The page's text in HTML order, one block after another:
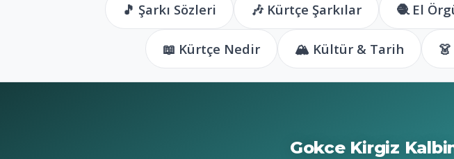
🎵 Şarkı Sözleri 🎶 Kürtçe Şarkılar 🧶 El
📖 Kürtçe Nedir 🏔️ Kültür & Tarih
Gokce Kirgiz